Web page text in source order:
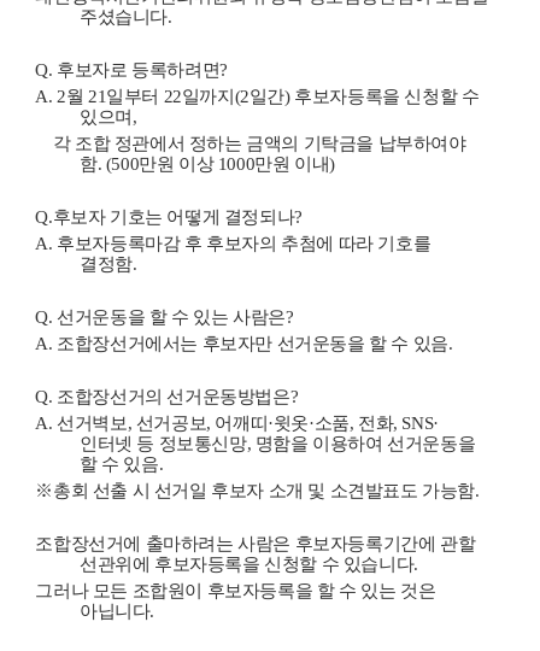
주셨습니다.
Q. 후보자로 등록하려면?
A. 2월 21일부터 22일까지(2일간) 후보자등록을 신청할 수
있으며,
각 조합 정관에서 정하는 금액의 기탁금을 납부하여야
함. (500만원 이상 1000만원 이내)
Q.후보자 기호는 어떻게 결정되나?
A. 후보자등록마감 후 후보자의 추첨에 따라 기호를
결정함.
Q. 선거운동을 할 수 있는 사람은?
A. 조합장선거에서는 후보자만 선거운동을 할 수 있음.
Q. 조합장선거의 선거운동방법은?
A. 선거벽보, 선거공보, 어깨띠·윗옷·소품, 전화, SNS·
인터넷 등 정보통신망, 명함을 이용하여 선거운동을
할 수 있음.
※총회 선출 시 선거일 후보자 소개 및 소견발표도 가능함.
조합장선거에 출마하려는 사람은 후보자등록기간에 관할
선관위에 후보자등록을 신청할 수 있습니다.
그러나 모든 조합원이 후보자등록을 할 수 있는 것은
아닙니다.